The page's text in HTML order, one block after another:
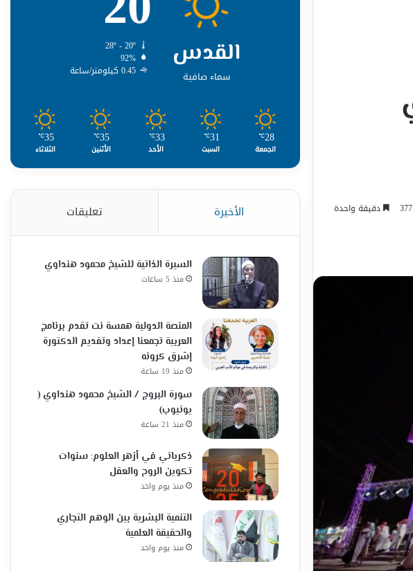
377 دقيقة واحدة
القدس
سماء صافية
28º - 20º
92%
0.45 كيلومتر/ساعة
28
℃
الجمعة
31
℃
السبت
33
℃
الأحد
35
℃
الأثنين
35
℃
الثلاثاء
الأخيرة تعليقات
السيرة الذاتية للشيخ محمود هنداوي
منذ 5 ساعات
المنصة الدولية همسة نت تقدم برنامج
العربية تجمعنا إعداد وتقديم الدكتورة
إشرق كرونه
منذ 19 ساعة
سورة البروج / الشيخ محمود هنداوي (
يوتيوب)
منذ 21 ساعة
ذكرياتي في أزهر العلوم: سنوات
تكوين الروح والعقل
منذ يوم واحد
التنمية البشرية بين الوهم التجاري
والحقيقة العلمية
منذ يوم واحد